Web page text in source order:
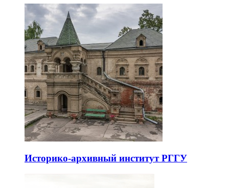
Историко-архивный институт РГГУ